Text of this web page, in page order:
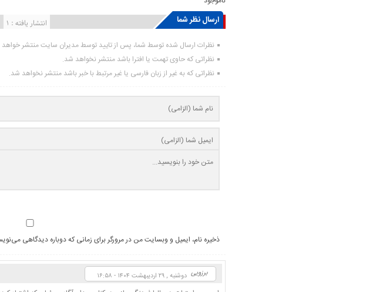
ارسال نظر شما انتشار یافته : ۱
نظرات ارسال شده توسط شما، پس از تایید توسط مدیران سایت منتشر
نظراتی که حاوی تهمت یا افترا باشد منتشر نخواهد شد.
نظراتی که به غیر از زبان فارسی یا غیر مرتبط با خبر باشد منتشر نخواهد شد.
ذخیره نام، ایمیل و وبسایت من در مرورگر برای زمانی که دوباره دیدگاهی
برزویی دوشنبه , ۲۹ اردیبهشت ۱۴۰۴ - ۱۶:۵۸